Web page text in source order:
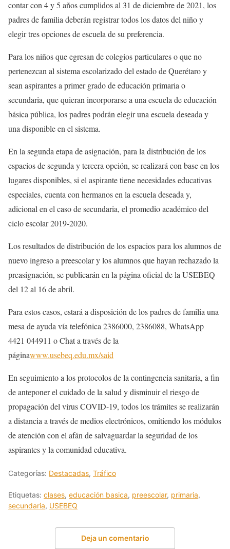
contar con 4 y 5 años cumplidos al 31 de diciembre de 2021, los
padres de familia deberán registrar todos los datos del niño y
elegir tres opciones de escuela de su preferencia.
Para los niños que egresan de colegios particulares o que no
pertenezcan al sistema escolarizado del estado de Querétaro y
sean aspirantes a primer grado de educación primaria o
secundaria, que quieran incorporarse a una escuela de educación
básica pública, los padres podrán elegir una escuela deseada y
una disponible en el sistema.
En la segunda etapa de asignación, para la distribución de los
espacios de segunda y tercera opción, se realizará con base en los
lugares disponibles, si el aspirante tiene necesidades educativas
especiales, cuenta con hermanos en la escuela deseada y,
adicional en el caso de secundaria, el promedio académico del
ciclo escolar 2019-2020.
Los resultados de distribución de los espacios para los alumnos de
nuevo ingreso a preescolar y los alumnos que hayan rechazado la
preasignación, se publicarán en la página oficial de la USEBEQ
del 12 al 16 de abril.
Para estos casos, estará a disposición de los padres de familia una
mesa de ayuda vía telefónica 2386000, 2386088, WhatsApp
4421 044911 o Chat a través de la
páginawww.usebeq.edu.mx/said
En seguimiento a los protocolos de la contingencia sanitaria, a fin
de anteponer el cuidado de la salud y disminuir el riesgo de
propagación del virus COVID-19, todos los trámites se realizarán
a distancia a través de medios electrónicos, omitiendo los módulos
de atención con el afán de salvaguardar la seguridad de los
aspirantes y la comunidad educativa.
Categorías: Destacadas, Tráfico
Etiquetas: clases, educación basica, preescolar, primaria,
secundaria, USEBEQ
Deja un comentario